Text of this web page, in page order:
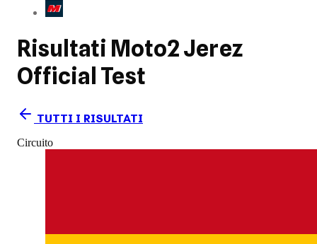
Risultati Moto2Jerez
Official Test
TUTTI I RISULTATI
Circuito